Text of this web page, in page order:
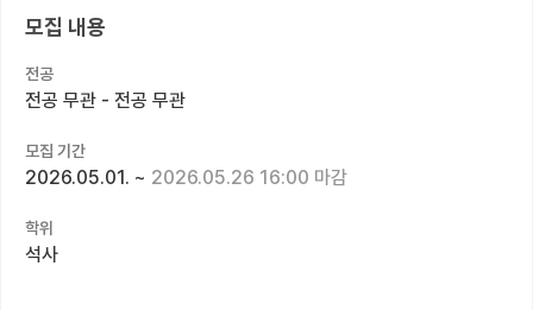
전공별 모집 정보
국내대학원 정보
연구실&오픈랩
커리어
모집 내용
전공
전공 무관 - 전공 무관
모집 기간
2026.05.01. ~ 2026.05.26 16:00 마감
학위
석사